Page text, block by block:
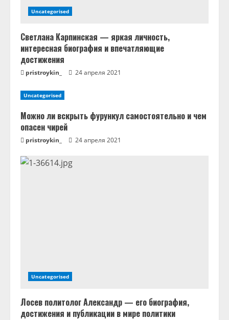
Uncategorised
Светлана Карпинская — яркая личность,
интересная биография и впечатляющие
достижения
pristroykin_ 24 апреля 2021
Uncategorised
Можно ли вскрыть фурункул самостоятельно и чем
опасен чирей
pristroykin_ 24 апреля 2021
Uncategorised
Лосев политолог Александр — его биография,
достижения и публикации в мире политики